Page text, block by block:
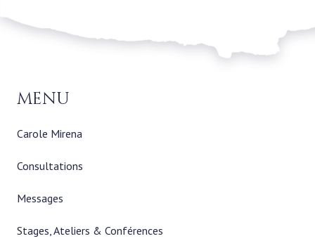
menu
Carole Mirena
Consultations
Messages
Stages, Ateliers & Conférences